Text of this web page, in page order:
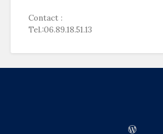
Contact :
Tel.:06.89.18.51.13